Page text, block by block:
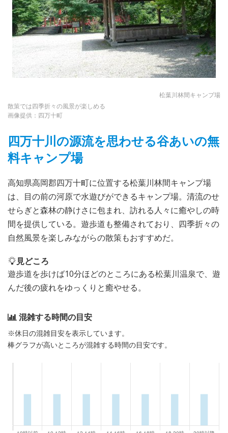
松葉川林間キャンプ場
散策では四季折々の風景が楽しめる
画像提供：四万十町
四万十川の源流を思わせる谷あいの無
料キャンプ場
高知県高岡郡四万十町に位置する松葉川林間キャンプ場
は、目の前の河原で水遊びができるキャンプ場。清流のせ
せらぎと森林の静けさに包まれ、訪れる人々に癒やしの時
間を提供している。遊歩道も整備されており、四季折々の
自然風景を楽しみながらの散策もおすすめだ。
見どころ
遊歩道を歩けば10分ほどのところにある松葉川温泉で、遊
んだ後の疲れをゆっくりと癒やせる。
混雑する時間の目安
※休日の混雑目安を表示しています。
棒グラフが高いところが混雑する時間の目安です。